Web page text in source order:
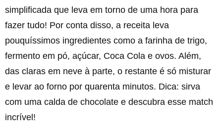
simplificada que leva em torno de uma hora para
fazer tudo! Por conta disso, a receita leva
pouquíssimos ingredientes como a farinha de trigo,
fermento em pó, açúcar, Coca Cola e ovos. Além,
das claras em neve à parte, o restante é só misturar
e levar ao forno por quarenta minutos. Dica: sirva
com uma calda de chocolate e descubra esse match
incrível!